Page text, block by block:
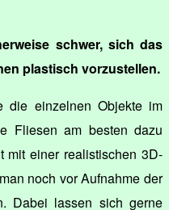
schwer, sich das
plastisch vorzustellen.
die einzelnen Objekte im
Fliesen am besten dazu
mit einer realistischen 3D-
noch vor Aufnahme der
Dabei lassen sich gerne